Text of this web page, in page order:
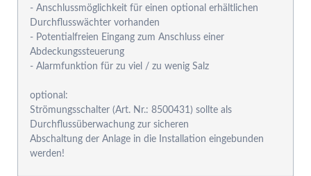
- Anschlussmöglichkeit für einen optional erhältlichen
Durchflusswächter vorhanden
- Potentialfreien Eingang zum Anschluss einer
Abdeckungssteuerung
- Alarmfunktion für zu viel / zu wenig Salz
optional:
Strömungsschalter (Art. Nr.: 8500431) sollte als
Durchflussüberwachung zur sicheren
Abschaltung der Anlage in die Installation eingebunden
werden!